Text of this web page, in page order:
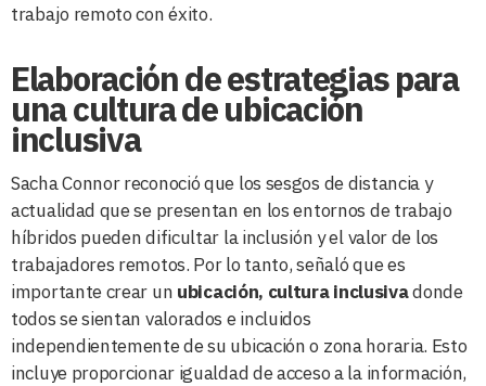
trabajo remoto con éxito.
Elaboración de estrategias para
una cultura de ubicación
inclusiva
Sacha Connor reconoció que los sesgos de distancia y
actualidad que se presentan en los entornos de trabajo
híbridos pueden dificultar la inclusión y el valor de los
trabajadores remotos. Por lo tanto, señaló que es
importante crear un ubicación, cultura inclusivadonde
todos se sientan valorados e incluidos
independientemente de su ubicación o zona horaria. Esto
incluye proporcionar igualdad de acceso a la información,